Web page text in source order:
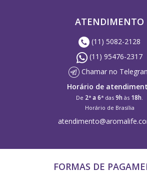
ATENDIMENTO
(11) 5082-2128
(11) 95476-2317
Chamar no
Horário de
De 2ª a 6ª das 9h às 18h
Horário de Brasília
FORMAS DE